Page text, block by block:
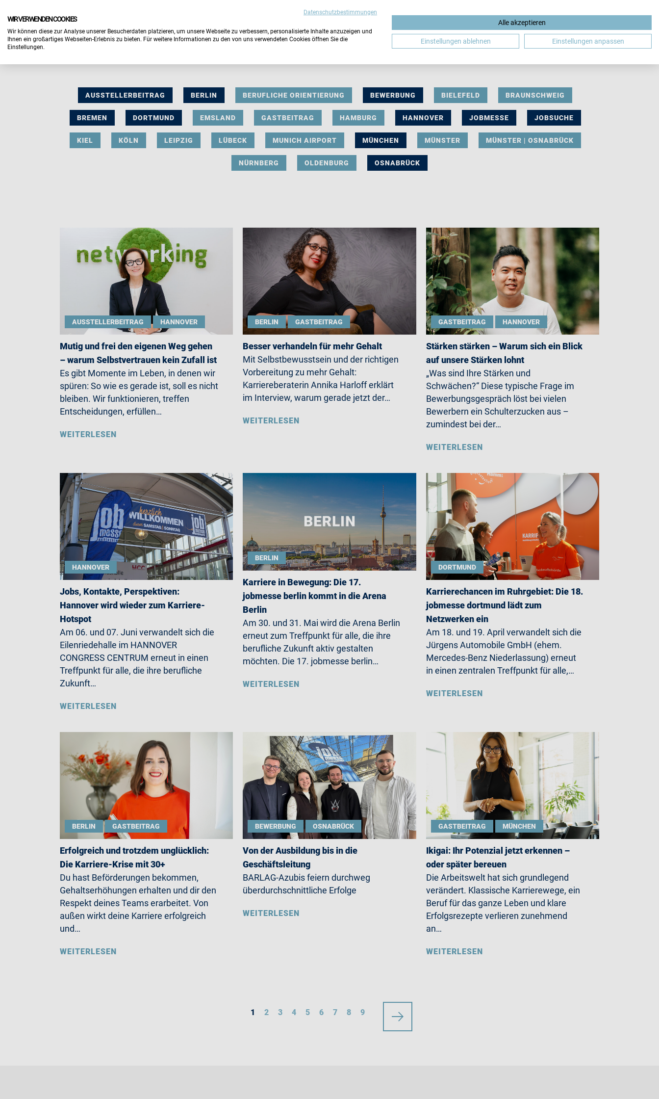
DE
AUSSTELLERBEITRAG BERLIN BERUFLICHE ORIENTIERUNG BEWERBUNG BIELEFELD BRAUNSCHWEIG
BREMEN DORTMUND EMSLAND GASTBEITRAG HAMBURG HANNOVER JOBMESSE JOBSUCHE
KIEL KÖLN LEIPZIG LÜBECK MUNICH AIRPORT MÜNCHEN MÜNSTER MÜNSTER | OSNABRÜCK
NÜRNBERG OLDENBURG OSNABRÜCK
AUSSTELLERBEITRAG HANNOVER
Mutig und frei den eigenen Weg gehen
– warum Selbstvertrauen kein Zufall ist
Es gibt Momente im Leben, in denen wir
spüren: So wie es gerade ist, soll es nicht
bleiben. Wir funktionieren, treffen
Entscheidungen, erfüllen…
WEITERLESEN
BERLIN GASTBEITRAG
Besser verhandeln für mehr Gehalt
Mit Selbstbewusstsein und der richtigen
Vorbereitung zu mehr Gehalt:
Karriereberaterin Annika Harloff erklärt
im Interview, warum gerade jetzt der…
WEITERLESEN
GASTBEITRAG HANNOVER
Stärken stärken – Warum sich ein Blick
auf unsere Stärken lohnt
„Was sind Ihre Stärken und
Schwächen?“ Diese typische Frage im
Bewerbungsgespräch löst bei vielen
Bewerbern ein Schulterzucken aus –
zumindest bei der…
WEITERLESEN
HANNOVER
Jobs, Kontakte, Perspektiven:
Hannover wird wieder zum Karriere-
Hotspot
Am 06. und 07. Juni verwandelt sich die
Eilenriedehalle im HANNOVER
CONGRESS CENTRUM erneut in einen
Treffpunkt für alle, die ihre berufliche
Zukunft…
WEITERLESEN
BERLIN
Karriere in Bewegung: Die 17.
jobmesse berlin kommt in die Arena
Berlin
Am 30. und 31. Mai wird die Arena Berlin
erneut zum Treffpunkt für alle, die ihre
berufliche Zukunft aktiv gestalten
möchten. Die 17. jobmesse berlin…
WEITERLESEN
DORTMUND
Karrierechancen im Ruhrgebiet: Die 18.
jobmesse dortmund lädt zum
Netzwerken ein
Am 18. und 19. April verwandelt sich die
Jürgens Automobile GmbH (ehem.
Mercedes-Benz Niederlassung) erneut
in einen zentralen Treffpunkt für alle,…
WEITERLESEN
BERLIN GASTBEITRAG
Erfolgreich und trotzdem unglücklich:
Die Karriere-Krise mit 30+
Du hast Beförderungen bekommen,
Gehaltserhöhungen erhalten und dir den
Respekt deines Teams erarbeitet. Von
außen wirkt deine Karriere erfolgreich
und…
WEITERLESEN
BEWERBUNG OSNABRÜCK
Von der Ausbildung bis in die
Geschäftsleitung
BARLAG-Azubis feiern durchweg
überdurchschnittliche Erfolge
WEITERLESEN
GASTBEITRAG MÜNCHEN
Ikigai: Ihr Potenzial jetzt erkennen –
oder später bereuen
Die Arbeitswelt hat sich grundlegend
verändert. Klassische Karrierewege, ein
Beruf für das ganze Leben und klare
Erfolgsrezepte verlieren zunehmend
an…
WEITERLESEN
1 2 3 4 5 6 7 8 9
Datenschutzbestimmungen
WIR VERWENDEN COOKIES
Wir können diese zur Analyse unserer Besucherdaten platzieren, um unsere Webseite zu verbessern, personalisierte Inhalte anzuzeigen und
Ihnen ein großartiges Webseiten-Erlebnis zu bieten. Für weitere Informationen zu den von uns verwendeten Cookies öffnen Sie die
Einstellungen.
Alle akzeptieren
Einstellungen ablehnen Einstellungen anpassen